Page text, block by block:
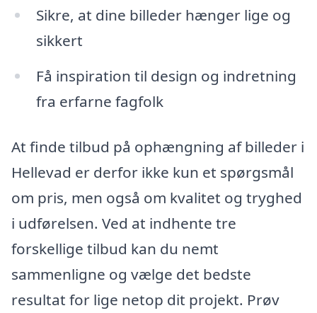
Sikre, at dine billeder hænger lige og
sikkert
Få inspiration til design og indretning
fra erfarne fagfolk
At finde tilbud på ophængning af billeder i
Hellevad er derfor ikke kun et spørgsmål
om pris, men også om kvalitet og tryghed
i udførelsen. Ved at indhente tre
forskellige tilbud kan du nemt
sammenligne og vælge det bedste
resultat for lige netop dit projekt. Prøv